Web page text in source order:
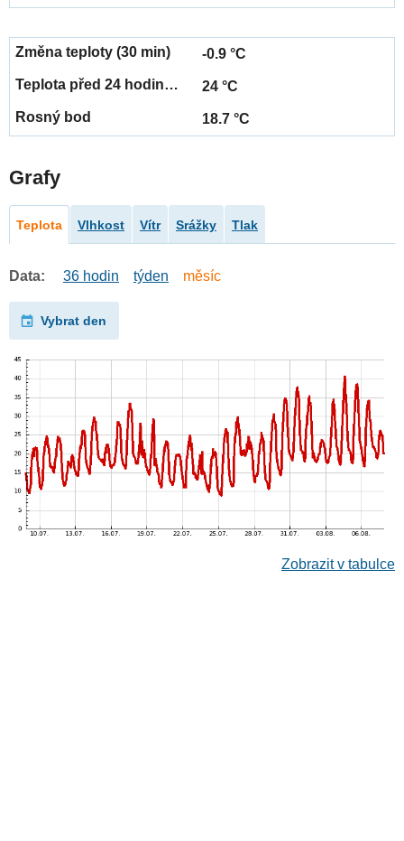
-0.9 °C
24 °C
18.7 °C
Grafy
Teplota Vlhkost Vítr Srážky Tlak
Data: 36 hodin týden měsíc
Vybrat den
Zobrazit v tabulce